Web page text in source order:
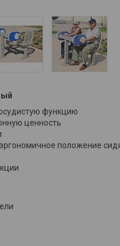
функцию
ценность
положение